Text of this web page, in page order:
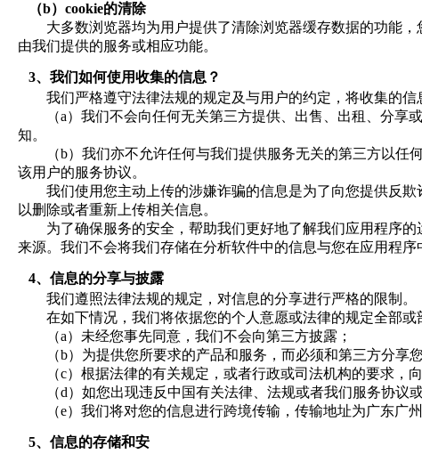
（b） cookie的清除
大多数浏览器均为用户提供了清除浏览器缓存数据的功能
由我们提供的服务或相应功能。
3、 我们如何使用收集的信息？
我们严格遵守法律法规的规定及与用户的约定，将收集的
（a） 我们不会向任何无关第三方提供、出售、出租、分享
知。
（b） 我们亦不允许任何与我们提供服务无关的第三方以任
该用户的服务协议。
我们使用您主动上传的涉嫌诈骗的信息是为了向您提供反
以删除或者重新上传相关信息。
为了确保服务的安全，帮助我们更好地了解我们应用程序
来源。我们不会将我们存储在分析软件中的信息与您在应用程序
4、 信息的分享与披露
我们遵照法律法规的规定，对信息的分享进行严格的限制。
在如下情况，我们将依据您的个人意愿或法律的规定全部或
（a） 未经您事先同意，我们不会向第三方披露；
（b） 为提供您所要求的产品和服务，而必须和第三方分享
（c） 根据法律的有关规定，或者行政或司法机构的要求，
（d） 如您出现违反中国有关法律、法规或者我们服务协议
（e） 我们将对您的信息进行跨境传输，传输地址为广东广
5、 信息的存储和安